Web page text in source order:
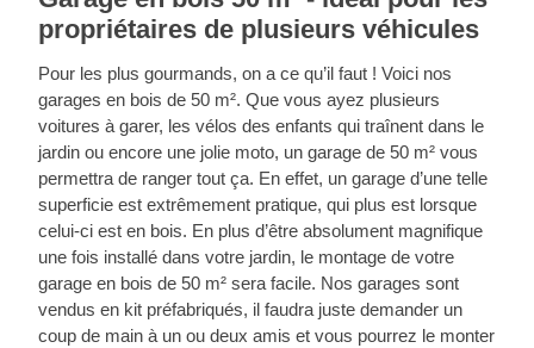
Appelez-nous au 0366320827et nous nous
mettrons au travail !
garantie dépend de la taille de chaque bâtiment
et de son type de construction, et elle
s'appliquera pendant toute la période si le
produit est entretenu et si toutes les conditions
de garantie sont respectées. Pour en connaître
les détails, visitez notre page sur la
garantie
propriétaires de plusieurs véhicules
Pour les plus gourmands, on a ce qu’il faut ! Voici nos
garages en bois de 50 m². Que vous ayez plusieurs
voitures à garer, les vélos des enfants qui traînent dans le
jardin ou encore une jolie moto, un garage de 50 m² vous
permettra de ranger tout ça. En effet, un garage d’une telle
superficie est extrêmement pratique, qui plus est lorsque
celui-ci est en bois. En plus d’être absolument magnifique
une fois installé dans votre jardin, le montage de votre
garage en bois de 50 m² sera facile. Nos garages sont
vendus en kit préfabriqués, il faudra juste demander un
coup de main à un ou deux amis et vous pourrez le monter